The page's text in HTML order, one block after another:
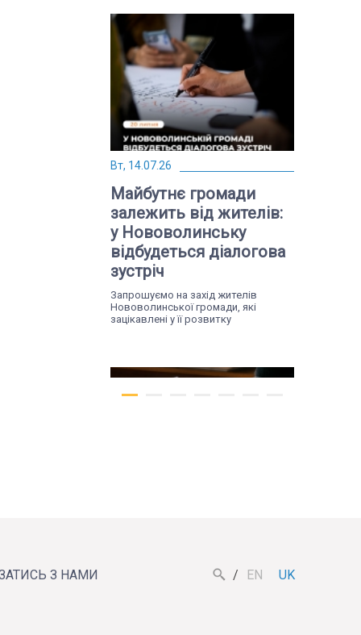
Вт, 14.07.26
Майбутнє громади
залежить від жителів:
у Нововолинську
відбудеться діалогова
зустріч
Запрошуємо на захід жителів
Нововолинської громади, які
зацікавлені у її розвитку
запрошують на
діалогову зустріч, щоб
З НАМИ EN UK